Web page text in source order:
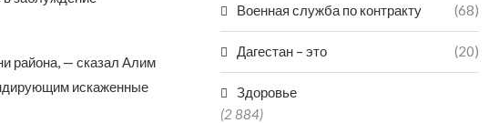
района, — сказал Алим
искаженные
Военная служба по контракту (68)
Дагестан – это (20)
Здоровье
(2 884)